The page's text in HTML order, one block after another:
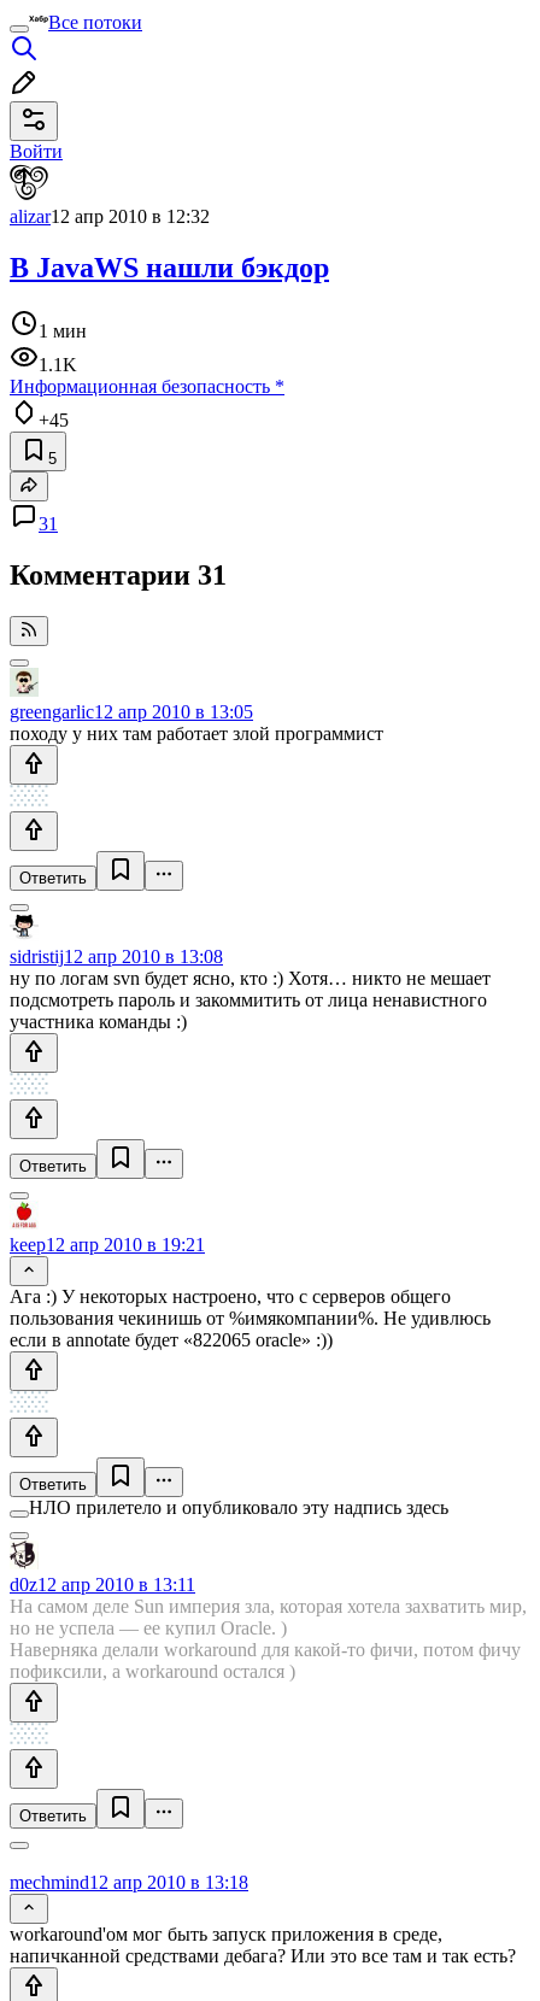
Все потоки
Войти
alizar12 апр 2010 в 12:32
В JavaWS нашли бэкдор
1 мин
1.1K
Информационная безопасность *
+45
5
31
Комментарии 31
greengarlic12 апр 2010 в 13:05
походу у них там работает злой программист
Ответить
sidristij12 апр 2010 в 13:08
ну по логам svn будет ясно, кто :) Хотя… никто не мешает
подсмотреть пароль и закоммитить от лица ненавистного
участника команды :)
Ответить
keep12 апр 2010 в 19:21
Ага :) У некоторых настроено, что с серверов общего
пользования чекинишь от %имякомпании%. Не удивлюсь
если в annotate будет «822065 oracle» :))
Ответить
НЛО прилетело и опубликовало эту надпись здесь
d0z12 апр 2010 в 13:11
На самом деле Sun империя зла, которая хотела захватить мир,
но не успела — ее купил Oracle. )
Наверняка делали workaround для какой-то фичи, потом фичу
пофиксили, а workaround остался )
Ответить
mechmind12 апр 2010 в 13:18
workaround'ом мог быть запуск приложения в среде,
напичканной средствами дебага? Или это все там и так есть?